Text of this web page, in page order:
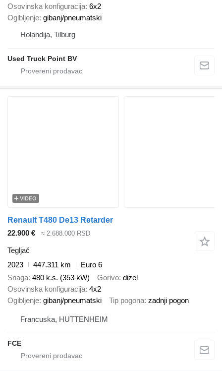
Osovinska konfiguracija 6x2
Ogibljenje gibanj/pneumatski
Holandija, Tilburg
Used Truck Point BV
VIDEO
Renault T480 De13 Retarder
22.900 €
≈ 2.688.000 RSD
Tegljač
2023
447.311 km
Euro 6
Snaga 480 k.s. (353 kW) Gorivo dizel
Osovinska konfiguracija 4x2
Ogibljenje gibanj/pneumatski Tip pogona zadnji pogon
Francuska, HUTTENHEIM
FCE